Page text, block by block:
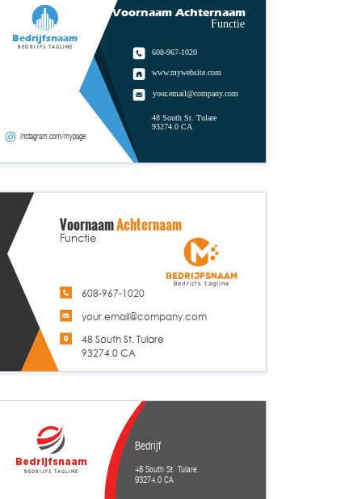
instagram.com/mypage
48 South St. Tulare
93274.0 CA
www.mywebsite.com
your.email@company.com
608-967-1020
Functie
Voornaam Achternaam
Bedrijfsnaam
Bedrijfs tagline
608-967-1020
your.email@company.com
48 South St. Tulare
93274.0 CA
Functie
VoornaamAchternaam
Bedrijfsnaam
Bedrijfs tagline
Bedrijf
48 South St. Tulare
93274.0 CA
Bedrijfsnaam
Bedrijfs tagline